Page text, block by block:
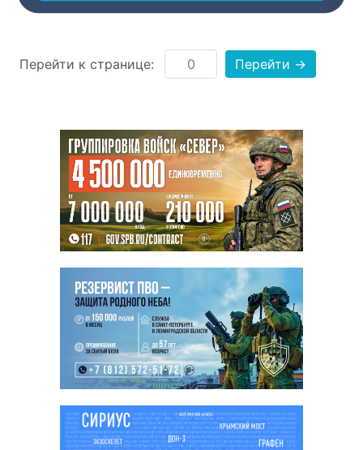
Перейти к странице: Перейти →